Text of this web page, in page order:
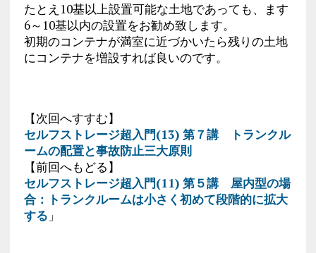
たとえ10基以上設置可能な土地であっても、ます
6～10基以内の設置をお勧め致します。
初期のコンテナが満室に近づかいたら残りの土地
にコンテナを増設すれば良いのです。
【次回へすすむ】
セルフストレージ超入門(13) 第７講 トランクル
ームの配置と事故防止三大原則
【前回へもどる】
セルフストレージ超入門(11) 第５講 屋内型の場
合：トランクルームは小さく初めて段階的に拡大
する 」